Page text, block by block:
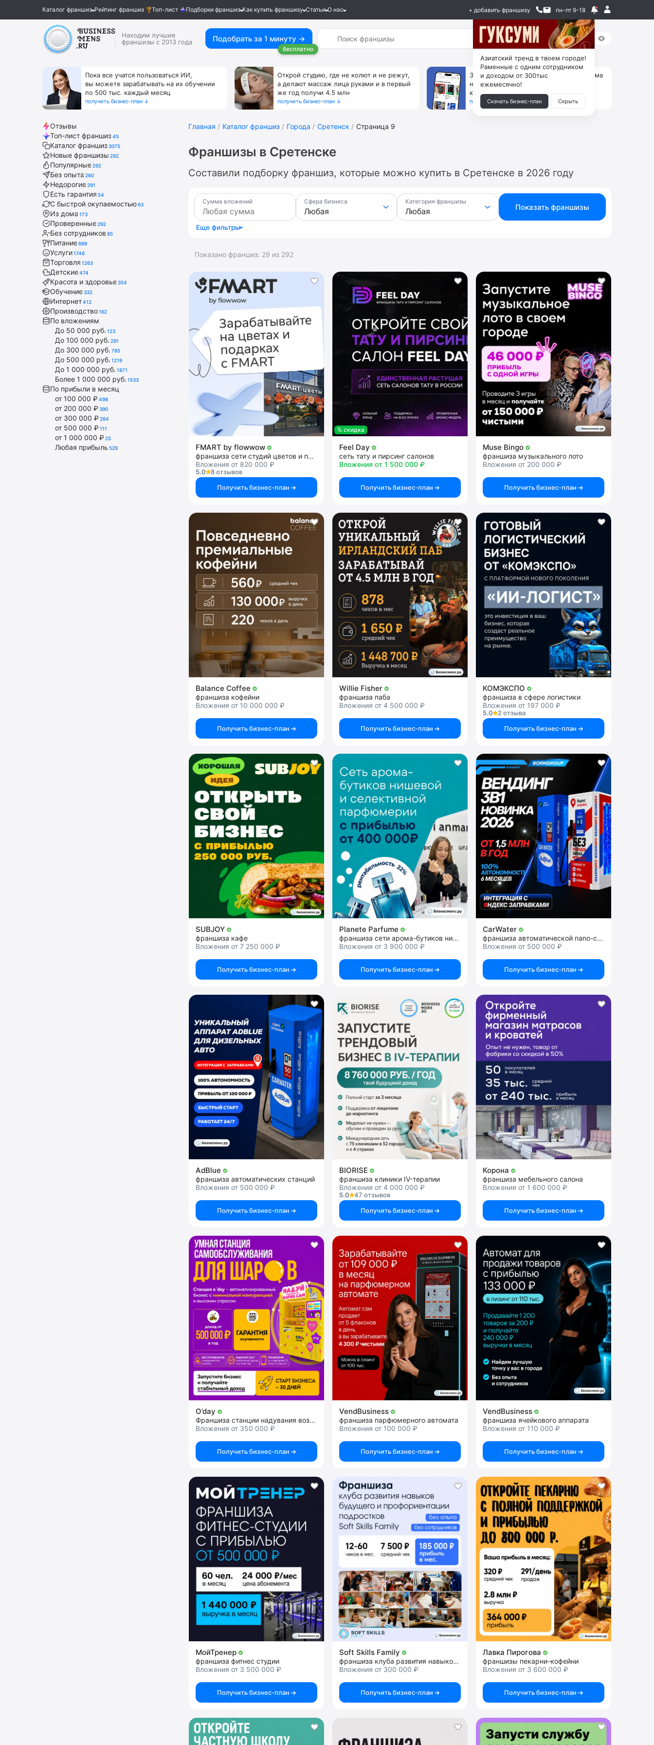
Каталог франшиз Рейтинг франшиз Топ-лист Подборки франшиз Как купить франшизу Статьи О нас + добавить франшизу пн-пт 9-18
Находим лучшие
франшизы с 2013 года
Подобрать за 1 минуту →
бесплатно
Пока все учатся пользоваться ИИ,
вы можете зарабатывать на их обучении
по 500 тыс. каждый месяц
получить бизнес-план ↓
Открой студию, где не колют и не режут,
а делают массаж лица руками и в первый
же год получи 4.5 млн
получить бизнес-план ↓
За 90 тыс. открой магазин на Авито, дома
ни коробок, ни товара, ни склада, зато
каждый месяц +125 тыс. чистыми
получить бизнес-план ↓
Отзывы
Топ-лист франшиз45
Каталог франшиз3075
Новые франшизы 292
Популярные292
Без опыта 260
Недорогие291
Есть гарантия 54
С быстрой окупаемостью63
Из дома 173
Проверенные292
Без сотрудников 85
Питание669
Услуги1746
Торговля 1263
Детские474
Красота и здоровье354
Обучение332
Интернет412
Производство162
По вложениям
До 50 000 руб. 123
До 100 000 руб. 291
До 300 000 руб. 785
До 500 000 руб. 1219
До 1 000 000 руб. 1871
Более 1 000 000 руб. 1533
По прибыли в месяц
от 100 000 ₽ 498
от 200 000 ₽ 390
от 300 000 ₽ 264
от 500 000 ₽ 111
от 1 000 000 ₽ 25
Любая прибыль 529
Главная Каталог франшиз Города Сретенск Страница 9
Франшизы в Сретенске
Составили подборку франшиз, которые можно купить в Сретенске в 2026 году
Сумма вложений Сфера бизнеса Категория франшизы
Показать франшизы
Еще фильтры
Показано франшиз: 29 из 292
FMART by flowwow
франшиза сети студий цветов и подарков
Вложения от 820 000 ₽
5.0
8 отзывов
Получить бизнес-план
% скидка
Feel Day
сеть тату и пирсинг салонов
Вложения от 1 500 000 ₽
Получить бизнес-план
Muse Bingo
франшиза музыкального лото
Вложения от 200 000 ₽
Получить бизнес-план
Balance Coffee
франшиза кофейни
Вложения от 10 000 000 ₽
Получить бизнес-план
Willie Fisher
франшиза паба
Вложения от 4 500 000 ₽
Получить бизнес-план
КОМЭКСПО
франшиза в сфере логистики
Вложения от 197 000 ₽
5.0
2 отзыва
Получить бизнес-план
SUBJOY
франшиза кафе
Вложения от 7 250 000 ₽
Получить бизнес-план
Planete Parfume
франшиза сети арома-бутиков нишевой и селективной парфюмерии
Вложения от 3 900 000 ₽
Получить бизнес-план
CarWater
франшиза автоматической nano-станции 2в1
Вложения от 500 000 ₽
Получить бизнес-план
AdBlue
франшиза автоматических станций
Вложения от 500 000 ₽
Получить бизнес-план
BIORISE
франшиза клиники IV-терапии
Вложения от 4 000 000 ₽
5.0
47 отзывов
Получить бизнес-план
Корона
франшиза мебельного салона
Вложения от 1 600 000 ₽
Получить бизнес-план
O’day
Франшиза станции надувания воздушных шаров
Вложения от 350 000 ₽
Получить бизнес-план
VendBusiness
франшиза парфюмерного автомата
Вложения от 100 000 ₽
Получить бизнес-план
VendBusiness
франшиза ячейкового аппарата
Вложения от 110 000 ₽
Получить бизнес-план
МойТренер
франшиза фитнес студии
Вложения от 3 500 000 ₽
Получить бизнес-план
Soft Skills Family
франшиза клуба развития навыков будущего и профориентации подростков
Вложения от 300 000 ₽
Получить бизнес-план
Лавка Пирогова
франшизы пекарни-кофейни
Вложения от 3 600 000 ₽
Получить бизнес-план
Азиатский тренд в твоем городе!
Раменные с одним сотрудником
и доходом от 300тыс
ежемесячно!
Скачать бизнес-план Скрыть